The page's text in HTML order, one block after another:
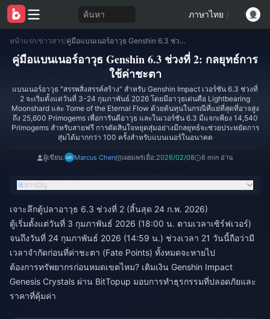
ค้นหา ภาษาไทย /
หน้าแรก/ข่าวสาร/ คู่มือแบนเนอร์อาวุธ Genshin 6.3 ช่วงที่ 2: กลยุทธ์การใช้ค่าชะตา
คู่มือแบนเนอร์อาวุธ Genshin 6.3 ช่วงที่ 2: กลยุทธ์การ
ใช้ค่าชะตา
แบนเนอร์อาวุธ "สรรพสิ่งสรรค์สร้าง" สำหรับ Genshin Impact เวอร์ชัน 6.3 ช่วงที่
2 จะเริ่มตั้งแต่วันที่ 3-24 กุมภาพันธ์ 2026 โดยมีอาวุธเด่นคือ Lightbearing
Moonshard และ Tome of the Eternal Flow ด้วยต้นทุนในกรณีที่แย่ที่สุดที่อาจสูง
ถึง 25,600 Primogems เพื่อการันตีอาวุธ และในเวอร์ชัน 6.3 มีแจกเพียง 14,540
Primogems สำหรับสายฟรี การตัดสินใจหยุดสุ่มอย่างมีกลยุทธ์จะช่วยประหยัดการ
สุ่มได้มากกว่า 100 ครั้งสำหรับแบนเนอร์ในอนาคต
ผู้เขียน: Marcus Chen เผยแพร่เมื่อ:2026/02/08 6 min อ่าน
สารบัญ
เจาะลึกตู้ปลาอาวุธ 6.3 ช่วงที่ 2 (สิ้นสุด 24 ก.พ. 2026)
ตู้เริ่มตั้งแต่วันที่ 3 กุมภาพันธ์ 2026 (18:00 น. ตามเวลาเซิร์ฟเวอร์)
จนถึงวันที่ 24 กุมภาพันธ์ 2026 (14:59 น.) ช่วงเวลา 21 วันนี้ถือว่ามี
เวลาจำกัดก่อนที่ค่าชะตา (Fate Points) ทั้งหมดจะหายไป
ต้องการทรัพยากรก่อนหมดเขตไหม? เติมเงิน Genshin Impact
Genesis Crystals ผ่าน BitTopup มอบการทำธุรกรรมที่ปลอดภัยและ
ราคาที่คุ้มค่า